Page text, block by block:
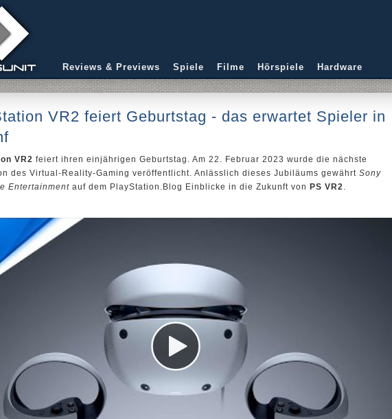
Reviews & Previews Spiele Filme Hörspiele Hardware
VR2 feiert Geburtstag - das erwartet Spieler in
VR2 feiert ihren einjährigen Geburtstag. Am 22. Februar 2023 wurde die nächste
des Virtual-Reality-Gaming veröffentlicht. Anlässlich dieses Jubiläums gewährt Sony
Entertainment auf dem PlayStation.Blog Einblicke in die Zukunft von PS VR2.